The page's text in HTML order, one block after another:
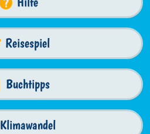
Reisespiel
Buchtipps
Klimawandel